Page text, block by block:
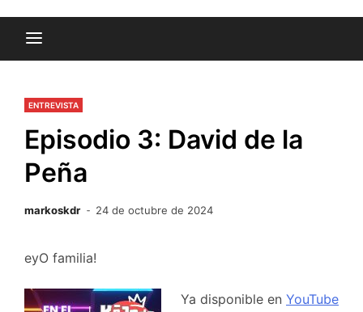
ENTREVISTA
Episodio 3: David de la
Peña
markoskdr 24 de octubre de 2024
eyO familia!
Ya disponible en YouTube